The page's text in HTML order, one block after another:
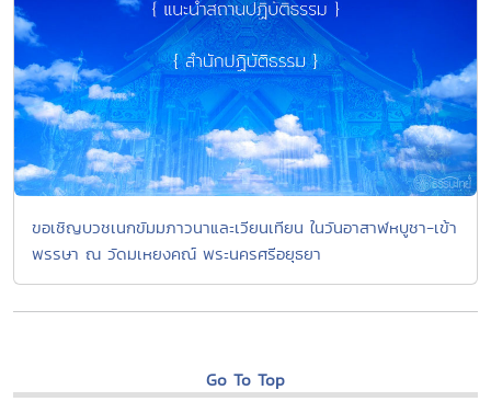
ขอเชิญบวชเนกขัมมภาวนาและเวียนเทียน ในวันอาสาฬหบูชา-เข้า
พรรษา ณ วัดมเหยงคณ์ พระนครศรีอยุธยา
Go To Top